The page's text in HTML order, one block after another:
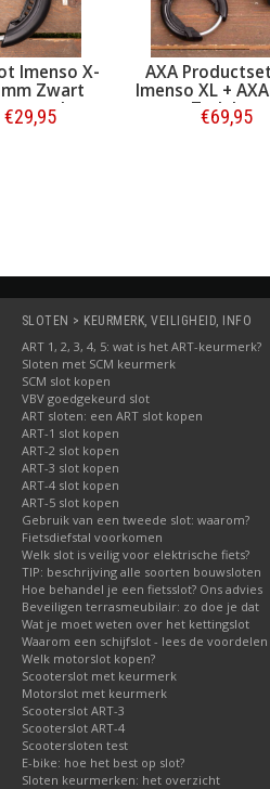
X-
AXA Productset AXA
Imenso XL + AXA ULC +
Zadeltas
€69,95
SLOTEN > KEURMERK, VEILIGHEID, INFO
ART 1, 2, 3, 4, 5: wat is het ART-keurmerk?
Sloten met SCM keurmerk
SCM slot kopen
VBV goedgekeurd slot
ART sloten: een ART slot kopen
ART-1 slot kopen
ART-2 slot kopen
ART-3 slot kopen
ART-4 slot kopen
ART-5 slot kopen
Gebruik van een tweede slot: waarom?
Fietsdiefstal voorkomen
Welk slot is veilig voor elektrische fiets?
TIP: beschrijving alle soorten bouwsloten
Hoe behandel je een fietsslot? Ons advies
Beveiligen terrasmeubilair: zo doe je dat
Wat je moet weten over het kettingslot
Waarom een schijfslot - lees de voordelen
Welk motorslot kopen?
Scooterslot met keurmerk
Motorslot met keurmerk
Scooterslot ART-3
Scooterslot ART-4
Scootersloten test
E-bike: hoe het best op slot?
Sloten keurmerken: het overzicht